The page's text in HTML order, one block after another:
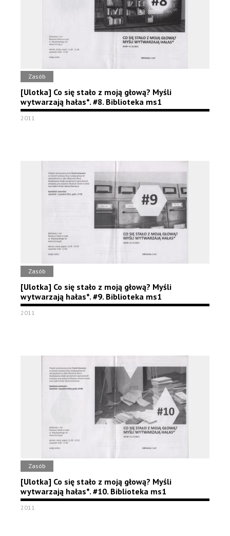
Zasób
[Ulotka] Co się stało z moją głową? Myśli
wytwarzają hałas*. #8. Biblioteka ms1
2011
Zasób
[Ulotka] Co się stało z moją głową? Myśli
wytwarzają hałas*. #9. Biblioteka ms1
2011
Zasób
[Ulotka] Co się stało z moją głową? Myśli
wytwarzają hałas*. #10. Biblioteka ms1
2011